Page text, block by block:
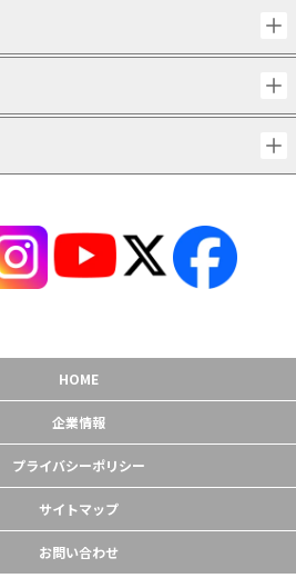
HOME
企業情報
プライバシーポリシー
サイトマップ
お問い合わせ